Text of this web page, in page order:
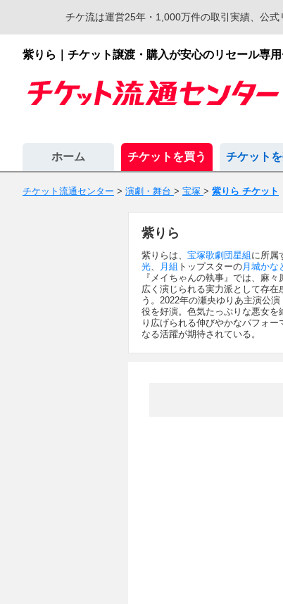
チケ流は運営25年・1,000万件の取引実績、公
紫りら｜チケット譲渡・購入が安心のリセール専
ホーム チケットを買う チケット
チケット流通センター > 演劇・舞台 > 宝塚 > 紫りら チケット
紫りら
紫りらは、 宝塚歌劇団星組 に所属
光、 月組 トップスターの月城かな
『メイちゃんの執事』では、麻
広く演じられる実力派として存
う。2022年の瀬央ゆりあ主演公
役を好演。色気たっぷりな悪女
り広げられる伸びやかなパフォ
なる活躍が期待されている。